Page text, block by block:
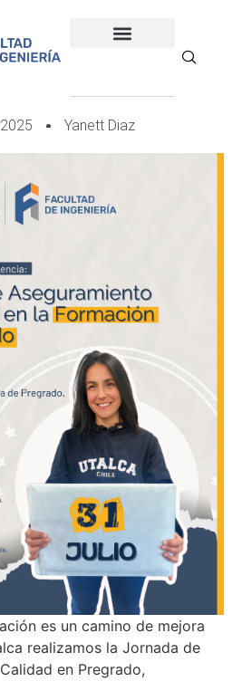
Yanett Diaz
es un camino de mejora
realizamos la Jornada de
en Pregrado,